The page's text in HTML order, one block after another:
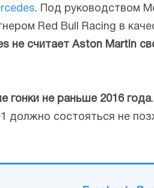
. Под руководством
Red Bull Racing в
не считает Aston Martin
гонки не раньше 2016 года
состояться не